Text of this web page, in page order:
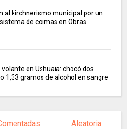
al kirchnerismo municipal por un
de coimas en Obras
volante en Ushuaia: chocó dos
1,33 gramos de alcohol en sangre
Aleatoria